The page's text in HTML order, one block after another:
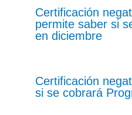
Certificación
permite saber si
en diciembre
Certificación
si se cobrará